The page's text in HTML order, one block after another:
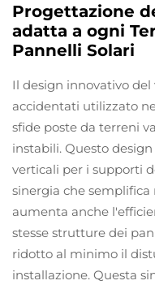
Progettazione
adatta a ogni
Pannelli Solari
Il design innovativo del
accidentati utilizzato
sfide poste da terreni
instabili. Questo
verticali per i supporti
sinergia che semplifica
aumenta anche
stesse strutture dei
ridotto al minimo il
installazione. Questa